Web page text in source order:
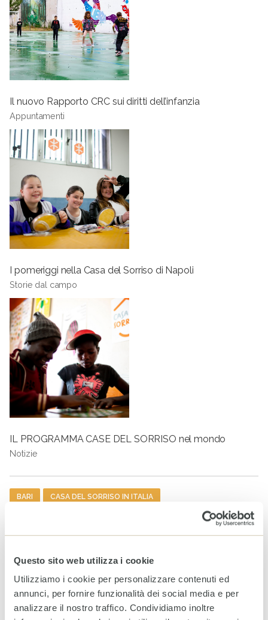
Questo sito web utilizza i cookie
Utilizziamo i cookie per personalizzare contenuti ed
annunci, per fornire funzionalità dei social media e per
analizzare il nostro traffico. Condividiamo inoltre
Il nuovo Rapporto CRC sui diritti dell’infanzia
Appuntamenti
I pomeriggi nella Casa del Sorriso di Napoli
Storie dal campo
IL PROGRAMMA CASE DEL SORRISO nel mondo
Notizie
Tag
BARI CASA DEL SORRISO IN ITALIA
GIORNATA INTERNAZIONALE PER I DIRITTI DELL'INFANZIA E
ARTICOLI CORRELATI
World Breastfeeding Week:
in Somalia, sostenere